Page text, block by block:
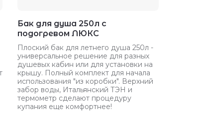
Бак для душа 250л с
подогревом ЛЮКС
Плоский бак для летнего душа 250л -
универсальное решение для разных
душевых кабин или для установки на
крышу. Полный комплект для начала
использования "из коробки". Верхний
забор воды, Итальянский ТЭН и
термометр сделают процедуру
купания еще комфортнее!